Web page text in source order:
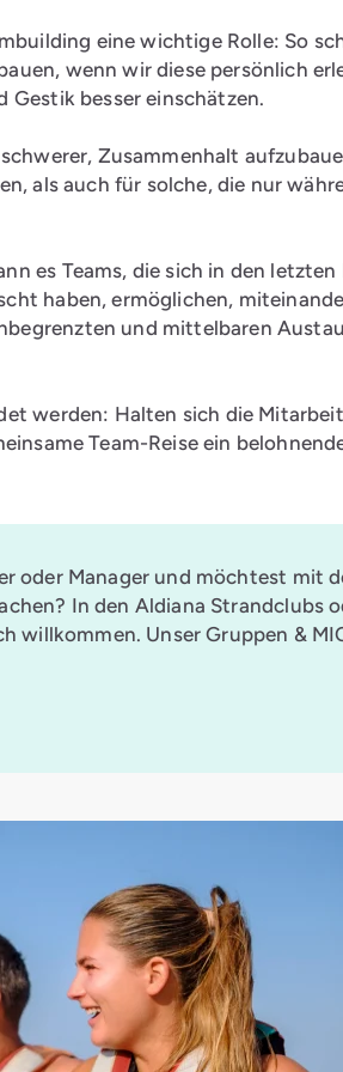
eine wichtige Rolle: So
wenn wir diese persönlich
Gestik besser einschätzen.
Zusammenhalt
als auch für solche, die nur
es Teams, die sich in den
haben, ermöglichen,
und mittelbaren
werden: Halten sich die
Team-Reise ein
oder Manager und möchtest mit
In den Aldiana Strandclubs
willkommen. Unser Gruppen &